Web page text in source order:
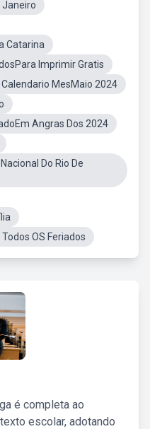
Janeiro
Catarina
Imprimir Gratis
Calendario MesMaio 2024
Angras Dos 2024
Do Rio De
OS Feriados
é completa ao
escolar, adotando